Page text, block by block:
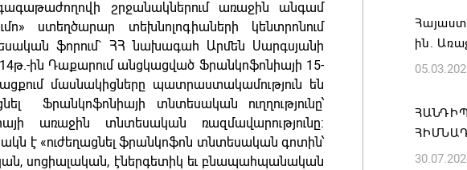
շրջանակներում առաջին անգամ
ստեղծարար տեխնոլոգիաների կենտրոնում
ֆորում` ՀՀ նախագահ Արմեն Սարգսյանի
ին Դաքարում անցկացված Ֆրանկոֆոնիայի 15-
մասնակիցները պատրաստակամություն են
Ֆրանկոֆոնիայի տնտեսական ուղղությունը՝
առաջին տնտեսական ռազմավարությունը:
է «ուժեղացնել ֆրանկոֆոն տնտեսական գոտին՝
սոցիալական, էներգետիկ եւ բնապահպանական
Արաղչի
Նիկոլ
են
ին.